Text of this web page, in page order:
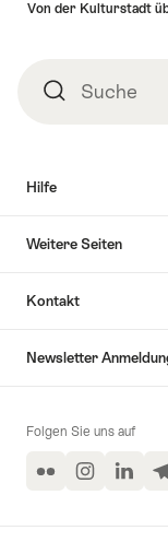
Von der Kulturstadt
SucheSuche
Hilfe
Inhalte
Weitere Seiten
Inhalte
anzuzeigen
Kontakt
Inhalte
Newsletter
zu
Anmeldung
Folgen Sie uns auf
Flickr InstagramLinkedIn